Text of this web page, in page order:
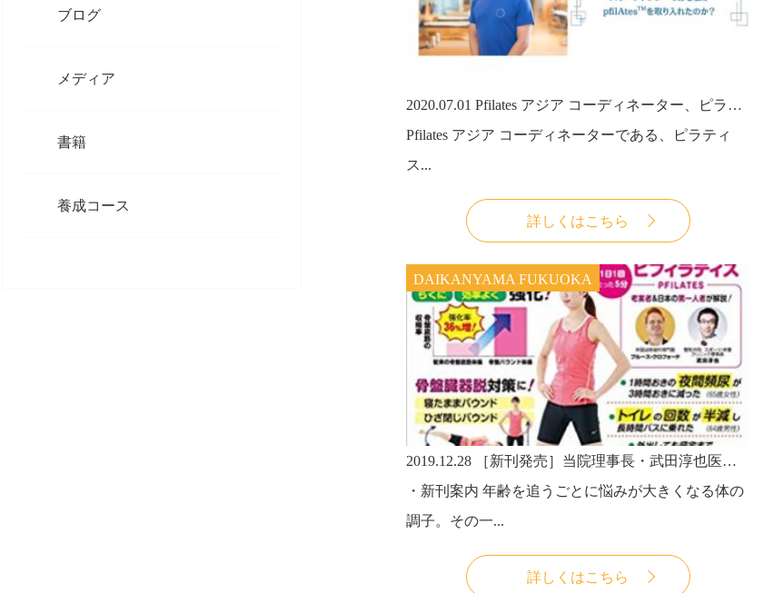
ブログ
メディア
書籍
養成コース
2020.07.01 Pfilates アジア コーディネーター、ピラティスラボ代表・武田淳也医師の論文が日本マタニティフィットネス協会発刊『MEDEX JOURNAL』の巻頭に掲載されました。
Pfilates アジア コーディネーターである、ピラティ
ス...
詳しくはこちら
DAIKANYAMA FUKUOKA
2019.12.28
［新刊発売］当院理事長・武田淳也医師著、「頻尿・尿もれ 米国式最新自力克服法 骨盤バウンド体操（わかさ出版）」が2019年12月27日発売です。
・新刊案内 年齢を追うごとに悩みが大きくなる体の
調子。その一...
詳しくはこちら